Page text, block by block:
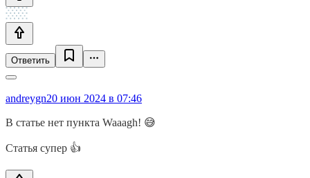
Ответить
andreygn20 июн 2024 в 07:46
В статье нет пункта Waaagh! 😅
Статья супер 👍